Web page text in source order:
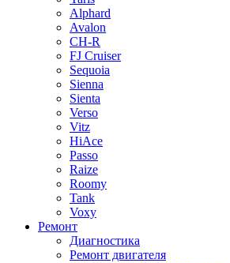
Alphard
Avalon
CH-R
FJ Cruiser
Sequoia
Sienna
Sienta
Verso
Vitz
HiAce
Passo
Raize
Roomy
Tank
Voxy
Ремонт
Диагностика
Ремонт двигателя